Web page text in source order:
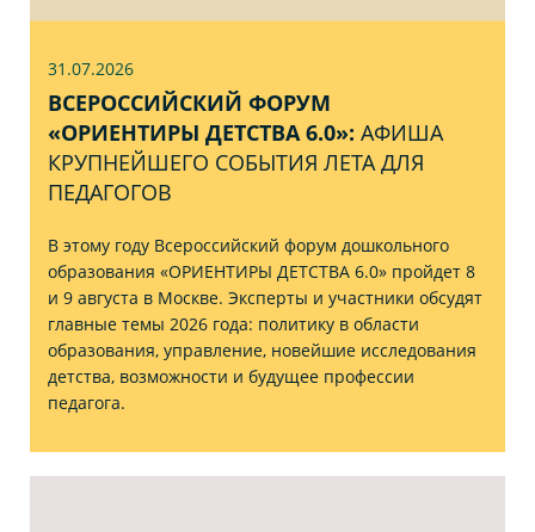
31.07.2026
ВСЕРОССИЙСКИЙ ФОРУМ
«ОРИЕНТИРЫ ДЕТСТВА 6.0»: АФИША
КРУПНЕЙШЕГО СОБЫТИЯ ЛЕТА ДЛЯ
ПЕДАГОГОВ
В этому году Всероссийский форум дошкольного
образования «ОРИЕНТИРЫ ДЕТСТВА 6.0» пройдет 8
и 9 августа в Москве. Эксперты и участники обсудят
главные темы 2026 года: политику в области
образования, управление, новейшие исследования
детства, возможности и будущее профессии
педагога.